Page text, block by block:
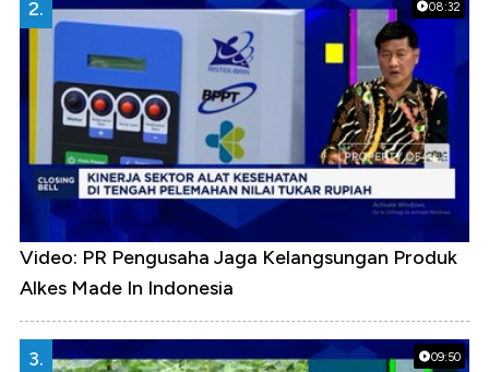
08:32
2.
Video: PR Pengusaha Jaga Kelangsungan Produk
Alkes Made In Indonesia
09:50
3.